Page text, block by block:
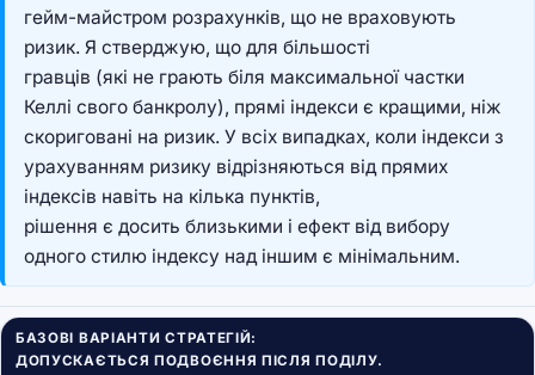
гейм-майстром розрахунків, що не враховують
ризик. Я стверджую, що для більшості
гравців (які не грають біля максимальної частки
Келлі свого банкролу), прямі індекси є кращими, ніж
скориговані на ризик. У всіх випадках, коли індекси з
урахуванням ризику відрізняються від прямих
індексів навіть на кілька пунктів,
рішення є досить близькими і ефект від вибору
одного стилю індексу над іншим є мінімальним.
БАЗОВІ ВАРІАНТИ СТРАТЕГІЙ:
ДОПУСКАЄТЬСЯ ПОДВОЄННЯ ПІСЛЯ ПОДІЛУ.